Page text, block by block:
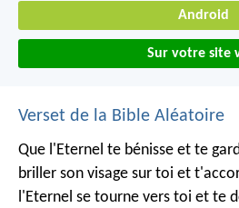
Android
Sur votre site
Verset de la Bible Aléatoire
Que l'Eternel te bénisse et te
briller son visage sur toi et
l'Eternel se tourne vers toi et te